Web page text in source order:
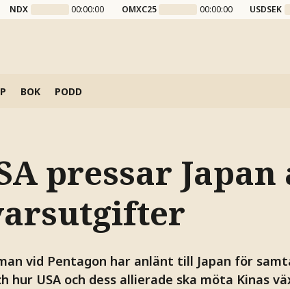
NDX 00:00:00 OMXC25 00:00:00 USDSEK
BOK PODD
pressar Japan
vid Pentagon har anlänt till Japan för
hur USA och dess allierade ska möta Kinas